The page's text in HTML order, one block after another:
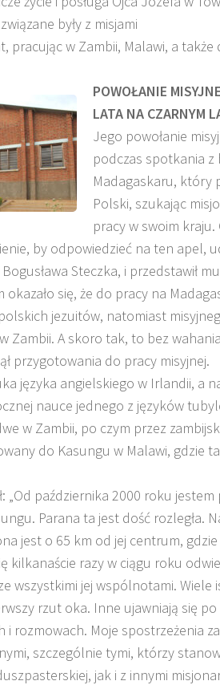
były z misjami
pracując w Zambii, Malawi, a także
POWOŁANIE
LATA NA CZARNYM
Jego powołanie
podczas spotkania z
Madagaskaru, który
Polski, szukając
pracy w swoim kraju.
by odpowiedzieć na ten apel,
Steczka, i przedstawił
okazało się, że do pracy na
jezuitów, natomiast
Zambii. A skoro tak, to bez
przygotowania do pracy misyjnej.
języka angielskiego w Irlandii, a
nauce jednego z języków
w Zambii, po czym przez
do Kasungu w Malawi, gdzie
„Od października 2000 roku
Parana ta jest dość rozległa.
jest o 65 km od jej centrum,
kilkanaście razy w ciągu roku
wszystkimi jej wspólnotami. Wiele
rzut oka. Inne ujawniają się po
i rozmowach. Moje spostrzeżenia
szczególnie tymi, którzy
jak i z innymi